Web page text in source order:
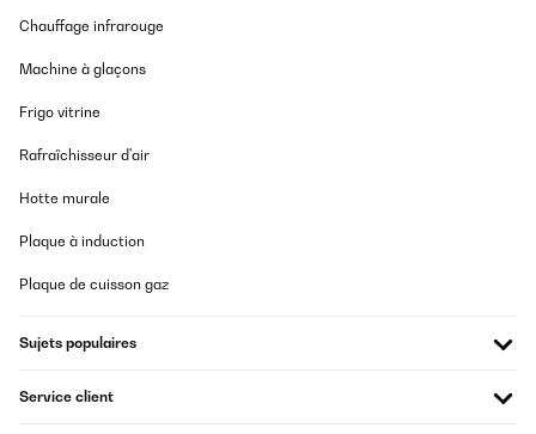
Chauffage infrarouge
Machine à glaçons
Frigo vitrine
Rafraîchisseur d'air
Hotte murale
Plaque à induction
Plaque de cuisson gaz
Sujets populaires
Service client